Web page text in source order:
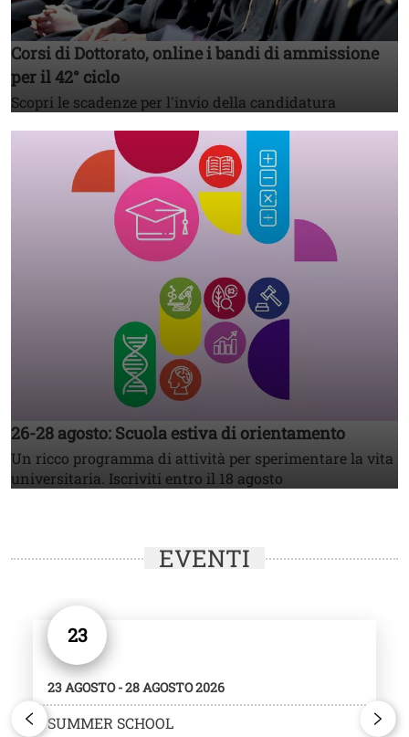
Corsi di Dottorato, online i bandi di ammissione
per il 42° ciclo
Scopri le scadenze per l'invio della candidatura
26-28 agosto: Scuola estiva di orientamento
Un ricco programma di attività per sperimentare la vita
universitaria. Iscriviti entro il 18 agosto
EVENTI
23
23 AGOSTO - 28 AGOSTO 2026
SUMMER SCHOOL